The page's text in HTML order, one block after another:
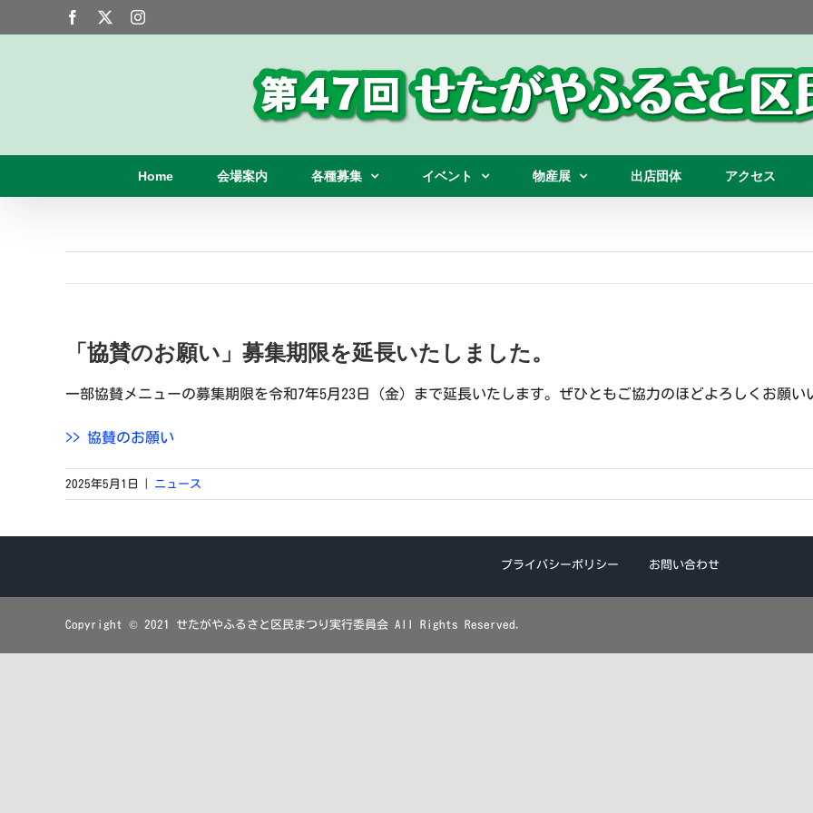
to
Facebook Instagram
Home 会場案内 各種募集 イベント 物産展 出店団体 アクセス
「協賛のお願い」募集期限を延長いたしました。
一部協賛メニューの募集期限を令和7年5月23日（金）まで延長いたします。ぜひともご協力のほどよろしくお願い
>> 協賛のお願い
2025年5月1日 ニュース
プライバシーポリシー お問い合わせ
Copyright © 2021 せたがやふるさと区民まつり実行委員会 All Rights Reserved.